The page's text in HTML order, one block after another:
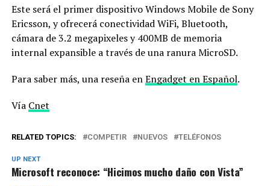
Este será el primer dispositivo Windows Mobile de Sony
Ericsson, y ofrecerá conectividad WiFi, Bluetooth,
cámara de 3.2 megapixeles y 400MB de memoria
internal expansible a través de una ranura MicroSD.
Para saber más, una reseña enEngadget en Español.
Vía Cnet
RELATED TOPICS: COMPETIR NUEVOS TELÉFONOS
UP NEXT
Microsoft reconoce: “Hicimos mucho daño con Vista”